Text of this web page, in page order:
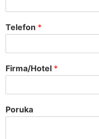
Telefon *
Firma/Hotel *
Poruka